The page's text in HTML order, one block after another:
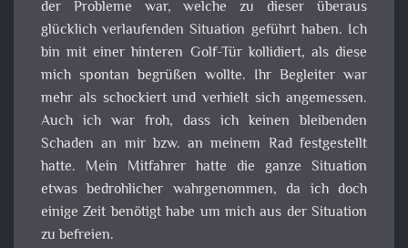
der Probleme war, welche zu dieser überaus
glücklich verlaufenden Situation geführt haben. Ich
bin mit einer hinteren Golf-Tür kollidiert, als diese
mich spontan begrüßen wollte. Ihr Begleiter war
mehr als schockiert und verhielt sich angemessen.
Auch ich war froh, dass ich keinen bleibenden
Schaden an mir bzw. an meinem Rad festgestellt
hatte. Mein Mitfahrer hatte die ganze Situation
etwas bedrohlicher wahrgenommen, da ich doch
einige Zeit benötigt habe um mich aus der Situation
zu befreien.